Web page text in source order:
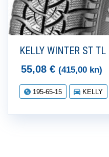
KELLY WINTER ST
55,08 € (415,00 kn)
195-65-15 KELLY